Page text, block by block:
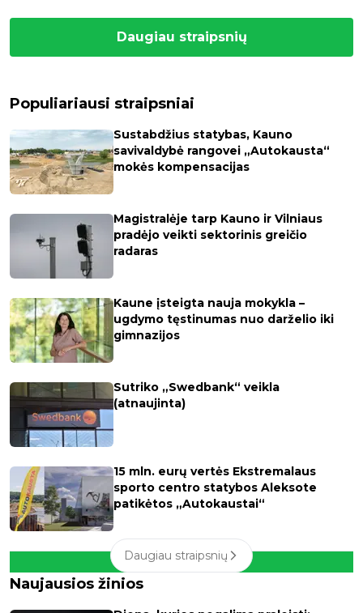
Daugiau straipsnių
Populiariausi straipsniai
Sustabdžius statybas, Kauno
savivaldybė rangovei „Autokausta“
mokės kompensacijas
Magistralėje tarp Kauno ir Vilniaus
pradėjo veikti sektorinis greičio
radaras
Kaune įsteigta nauja mokykla –
ugdymo tęstinumas nuo darželio iki
gimnazijos
Sutriko „Swedbank“ veikla
(atnaujinta)
15 mln. eurų vertės Ekstremalaus
sporto centro statybos Aleksote
patikėtos „Autokaustai“
Daugiau straipsnių
Naujausios žinios